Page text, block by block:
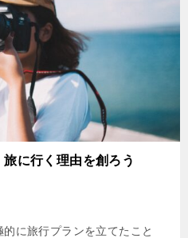
に行く理由を創ろう
に旅行プランを立てたこと